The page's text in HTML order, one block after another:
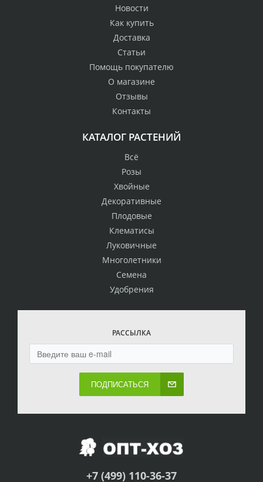
Новости
Как купить
Доставка
Статьи
Помощь покупателю
О магазине
Отзывы
Контакты
КАТАЛОГ РАСТЕНИЙ
Всё
Розы
Хвойные
Декоративные
Плодовые
Клематисы
Луковичные
Многолетники
Семена
Удобрения
РАССЫЛКА
ПОДПИСАТЬСЯ
+7 (499) 110-36-37